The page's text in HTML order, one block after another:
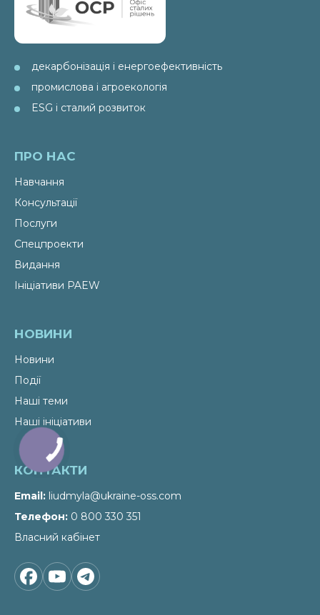
декарбонізація і енергоефективність
промислова і агроекологія
ESG і сталий розвиток
ПРО НАС
Навчання
Консультації
Послуги
Спецпроекти
Видання
Ініціативи PAEW
НОВИНИ
Новини
Події
Наші теми
Наші ініціативи
КОНТАКТИ
Email
liudmyla@ukraine-oss.com
Телефон 0 800 330 351
Власний кабінет